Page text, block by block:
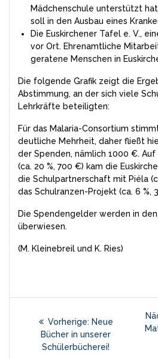
Mädchenschule unterstützt
soll in den Ausbau eines
Die Euskirchener Tafel e. V.,
vor Ort. Ehrenamtliche
geratene Menschen in
Die folgende Grafik zeigt die
Abstimmung, an der sich viele
Lehrkräfte beteiligten:
Für das Malaria-Consortium
deutliche Mehrheit, daher fließt
der Spenden, nämlich 1000 €.
(ca. 20 %, 700 €) kam die
die Schulpartnerschaft mit Piéla
das Schulranzen-Projekt (ca. 6 %,
Die Spendengelder werden in
überwiesen.
(M. Kleinebreil und K. Ries)
Vorherige: Vorheriger
Beitrag:
Neue
Bücher in unserer
Schülerbücherei!